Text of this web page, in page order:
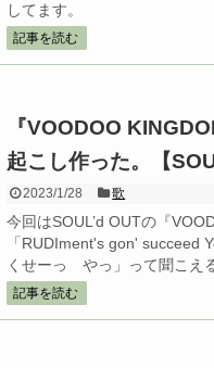
してます。
記事を読む
『VOODOO
起こし作った。【
2023/1/28 歌
今回はSOUL’d OUTの『
「RUDIment's gon' succeed
くせーっ やっ」って聞こえ
記事を読む